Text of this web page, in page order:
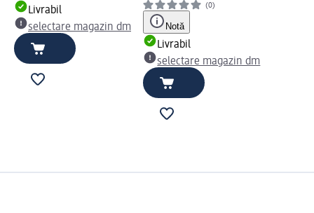
Livrabil
selectare magazin dm
(0)
Notă
Livrabil
selectare magazin dm